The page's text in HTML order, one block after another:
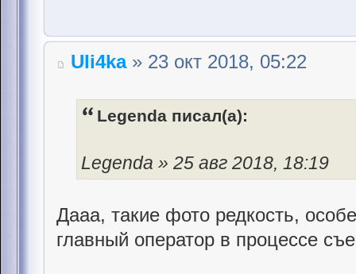
Uli4ka» 23 окт 2018, 05:22
Legenda писал(а):
Legenda » 25 авг 2018, 18:19
Дааа, такие фото редкость,
главный оператор в процессе